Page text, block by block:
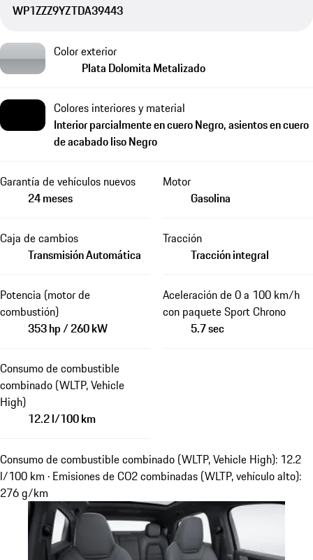
WP1ZZZ9YZTDA39443
Color exterior
Plata Dolomita Metalizado
Colores interiores y material
Interior parcialmente en cuero Negro, asientos en cuero
de acabado liso Negro
Garantía de vehículos nuevos
24 meses
Motor
Gasolina
Caja de cambios
Transmisión Automática
Tracción
Tracción integral
Potencia (motor de
combustión)
353 hp / 260 kW
Aceleración de 0 a 100 km/h
con paquete Sport Chrono
5.7 sec
Consumo de combustible
combinado (WLTP, Vehicle
High)
12.2 l/100 km
Consumo de combustible combinado (WLTP, Vehicle High): 12.2
l/100 km · Emisiones de CO2 combinadas (WLTP, vehículo alto):
276 g/km